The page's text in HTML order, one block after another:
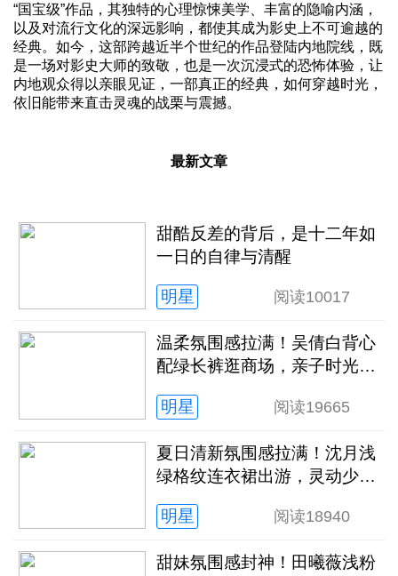
“国宝级”作品，其独特的心理惊悚美学、丰富的隐喻内涵，
以及对流行文化的深远影响，都使其成为影史上不可逾越的
经典。如今，这部跨越近半个世纪的作品登陆内地院线，既
是一场对影史大师的致敬，也是一次沉浸式的恐怖体验，让
内地观众得以亲眼见证，一部真正的经典，如何穿越时光，
依旧能带来直击灵魂的战栗与震撼。
最新文章
甜酷反差的背后，是十二年如
一日的自律与清醒
明星 阅读10017
温柔氛围感拉满！吴倩白背心
配绿长裤逛商场，亲子时光松
明星
阅读19665
夏日清新氛围感拉满！沈月浅
绿格纹连衣裙出游，灵动少女
明星
阅读18940
甜妹氛围感封神！田曦薇浅粉